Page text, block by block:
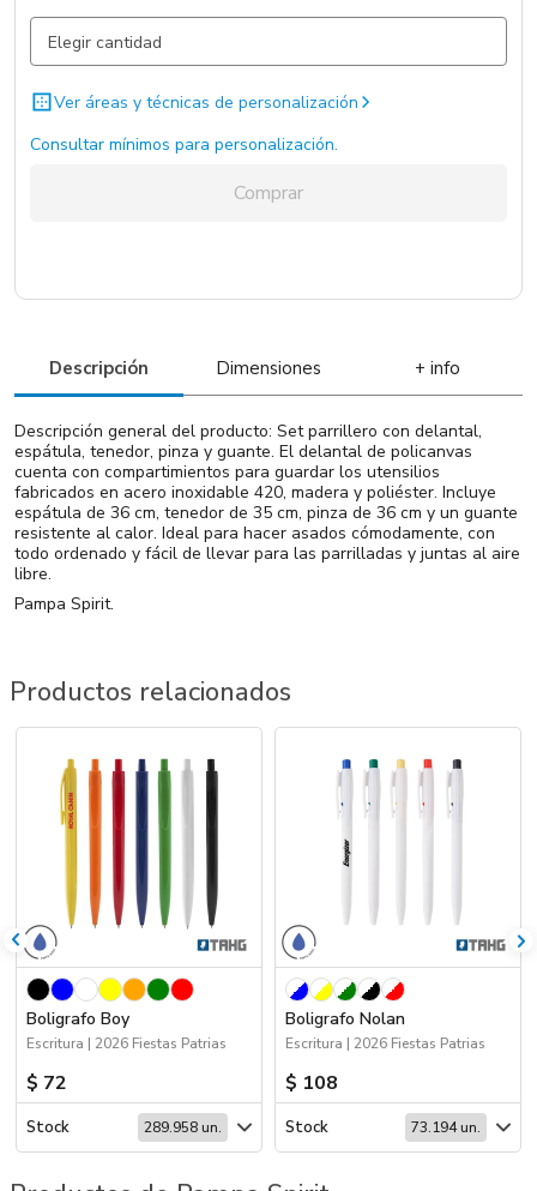
Gris / Gris / A.Inox/Hier 39 un.
Ver áreas y técnicas de personalización
Consultar mínimos para personalización.
Comprar
Descripción Dimensiones + info
Descripción general del producto: Set parrillero con delantal,
espátula, tenedor, pinza y guante. El delantal de policanvas
cuenta con compartimientos para guardar los utensilios
fabricados en acero inoxidable 420, madera y poliéster. Incluye
espátula de 36 cm, tenedor de 35 cm, pinza de 36 cm y un guante
resistente al calor. Ideal para hacer asados cómodamente, con
todo ordenado y fácil de llevar para las parrilladas y juntas al aire
libre.
Pampa Spirit.
Productos relacionados
Boligrafo Boy
Escritura | 2026 Fiestas Patrias
$ 72
Stock 289.958 un.
Boligrafo Nolan
Escritura | 2026 Fiestas Patrias
$ 108
Stock 73.194 un.